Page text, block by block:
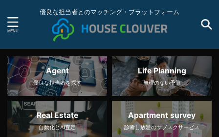
優良な担当者とのマッチング・プラットフォーム
Agent
優良な担当者を探す
Life Planning
無理のない予算
Real Estate
自動化とAI査定
Apartment survey
診断し放題のサブスクサービス